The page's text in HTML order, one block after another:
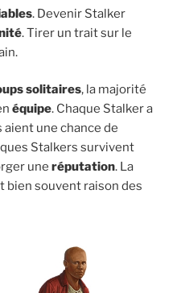
. Devenir Stalker
. Tirer un trait sur le
solitaires, la majorité
équipe. Chaque Stalker a
aient une chance de
Stalkers survivent
une réputation. La
bien souvent raison des